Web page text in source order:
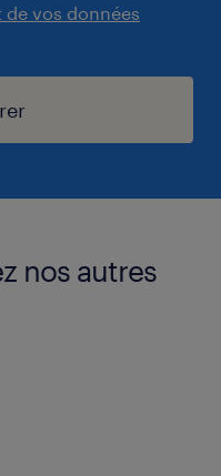
vos données
nos autres